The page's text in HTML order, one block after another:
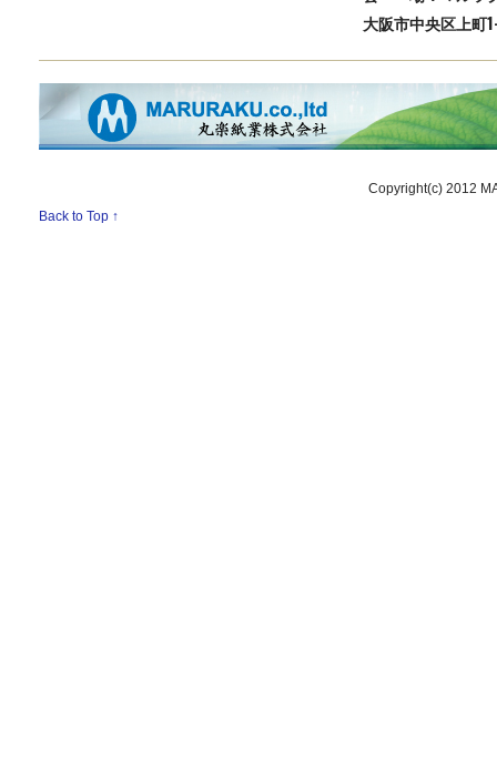
大阪市中央区上
Copyright(c) 2012
Back to Top ↑